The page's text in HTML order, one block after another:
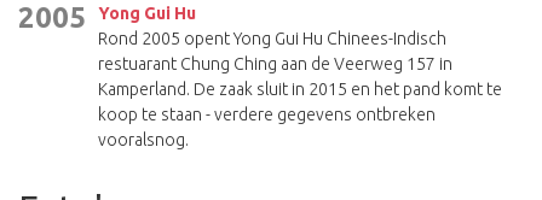
2005
Yong Gui Hu
Rond 2005 opent Yong Gui Hu Chinees-Indisch
restuarant Chung Ching aan de Veerweg 157 in
Kamperland. De zaak sluit in 2015 en het pand komt te
koop te staan - verdere gegevens ontbreken
vooralsnog.